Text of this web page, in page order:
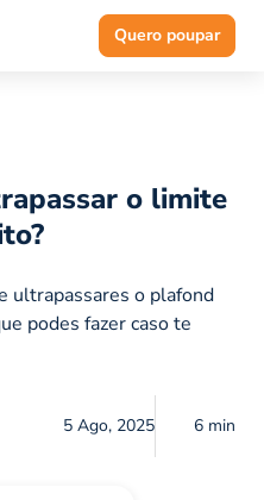
Quero poupar
o limite
5 Ago, 2025 6 min
ultrapassares o plafond
podes fazer caso te